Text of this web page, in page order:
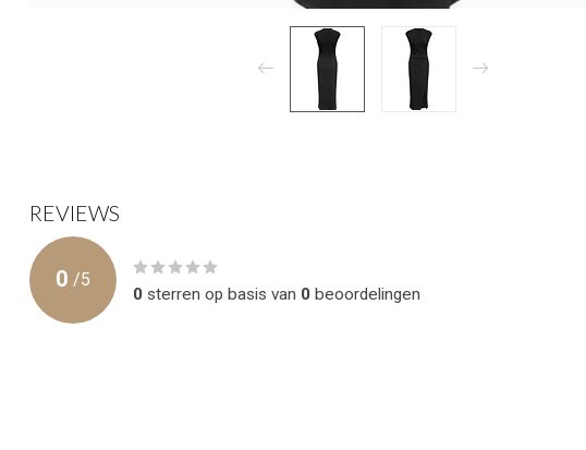
REVIEWS
0 /5
0 sterren op basis van 0 beoordelingen